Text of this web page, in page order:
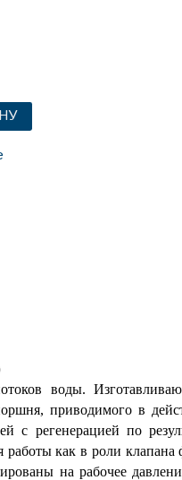
воды.
приводимого в
с регенерацией по
как в роли клапана
на рабочее